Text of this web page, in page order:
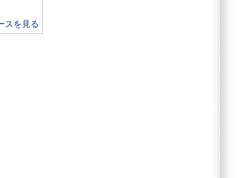
スを見る